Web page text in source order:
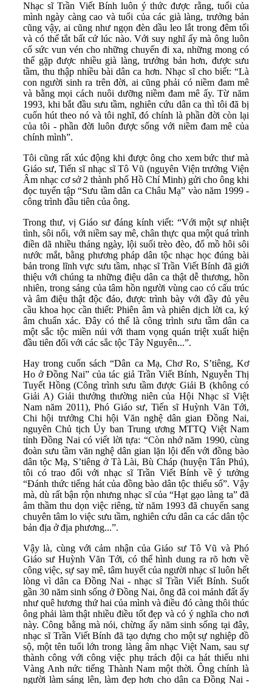
Nhạc sĩ Trần Viết Bính luôn ý thức được rằng, tuổi của
mình ngày càng cao và tuổi của các già làng, trưởng bản
cũng vậy, ai cũng như ngọn đèn dầu leo lắt trong đêm tối
và có thể tắt bất cứ lúc nào. Với suy nghĩ ấy mà ông luôn
cố sức vun vén cho những chuyến đi xa, những mong có
thể gặp được nhiều già làng, trưởng bản hơn, được sưu
tầm, thu thập nhiều bài dân ca hơn. Nhạc sĩ cho biết: “Là
con người sinh ra trên đời, ai cũng phải có niềm đam mê
và bằng mọi cách nuôi dưỡng niềm đam mê ấy. Từ năm
1993, khi bắt đầu sưu tầm, nghiên cứu dân ca thì tôi đã bị
cuốn hút theo nó và tôi nghĩ, đó chính là phần đời còn lại
của tôi - phần đời luôn được sống với niềm đam mê của
chính mình”.
Tôi cũng rất xúc động khi được ông cho xem bức thư mà
Giáo sư, Tiến sĩ nhạc sĩ Tô Vũ (nguyên Viện trưởng Viện
Âm nhạc cơ sở 2 thành phố Hồ Chí Minh) gửi cho ông khi
đọc tuyển tập “Sưu tầm dân ca Châu Mạ” vào năm 1999 -
công trình đầu tiên của ông.
Trong thư, vị Giáo sư đáng kính viết: “Với một sự nhiệt
tình, sôi nổi, với niềm say mê, chân thực qua một quá trình
điền dã nhiều tháng ngày, lội suối trèo đèo, đổ mồ hôi sôi
nước mắt, bằng phương pháp dân tộc nhạc học đúng bài
bản trong lĩnh vực sưu tầm, nhạc sĩ Trần Viết Bính đã giới
thiệu với chúng ta những điệu dân ca thật dễ thương, hồn
nhiên, trong sáng của tâm hồn người vùng cao có cấu trúc
và âm điệu thật độc đáo, được trình bày với đầy đủ yêu
cầu khoa học cần thiết: Phiên âm và phiên dịch lời ca, ký
âm chuẩn xác. Đây có thể là công trình sưu tầm dân ca
một sắc tộc miền núi với tham vọng quán triệt xuất hiện
đầu tiên đối với các sắc tộc Tây Nguyên...”.
Hay trong cuốn sách “Dân ca Mạ, Chơ Ro, S’tiêng, Kơ
Ho ở Đồng Nai” của tác giả Trần Viết Bính, Nguyễn Thị
Tuyết Hồng (Công trình sưu tầm được Giải B (không có
Giải A) Giải thưởng thường niên của Hội Nhạc sĩ Việt
Nam năm 2011), Phó Giáo sư, Tiến sĩ Huỳnh Văn Tới,
Chi hội trưởng Chi hội Văn nghệ dân gian Đồng Nai,
nguyên Chủ tịch Ủy ban Trung ương MTTQ Việt Nam
tỉnh Đồng Nai có viết lời tựa: “Còn nhớ năm 1990, cùng
đoàn sưu tầm văn nghệ dân gian lặn lội đến với đồng bào
dân tộc Mạ, S’tiêng ở Tà Lài, Bù Cháp (huyện Tân Phú),
tôi có trao đổi với nhạc sĩ Trần Viết Bính về ý tưởng
“Đánh thức tiếng hát của đồng bào dân tộc thiểu số”. Vậy
mà, dù rất bận rộn nhưng nhạc sĩ của “Hạt gạo làng ta” đã
âm thầm thu dọn việc riêng, từ năm 1993 đã chuyển sang
chuyên tâm lo việc sưu tầm, nghiên cứu dân ca các dân tộc
bản địa ở địa phương...”.
Vậy là, cùng với cảm nhận của Giáo sư Tô Vũ và Phó
Giáo sư Huỳnh Văn Tới, có thể hình dung ra rõ hơn về
công việc, sự say mê, tâm huyết của người nhạc sĩ luôn hết
lòng vì dân ca Đồng Nai - nhạc sĩ Trần Viết Bính. Suốt
gần 30 năm sinh sống ở Đồng Nai, ông đã coi mảnh đất ấy
như quê hương thứ hai của mình và điều đó càng thôi thúc
ông phải làm thật nhiều điều tốt đẹp và có ý nghĩa cho nơi
này. Công bằng mà nói, chừng ấy năm sinh sống tại đây,
nhạc sĩ Trần Viết Bính đã tạo dựng cho một sự nghiệp đồ
sộ, một tên tuổi lớn trong làng âm nhạc Việt Nam, sau sự
thành công với công việc phụ trách đội ca hát thiếu nhi
Vàng Anh nức tiếng Thành Nam một thời. Ông chính là
người làm sáng lên, làm đẹp hơn cho dân ca Đồng Nai -